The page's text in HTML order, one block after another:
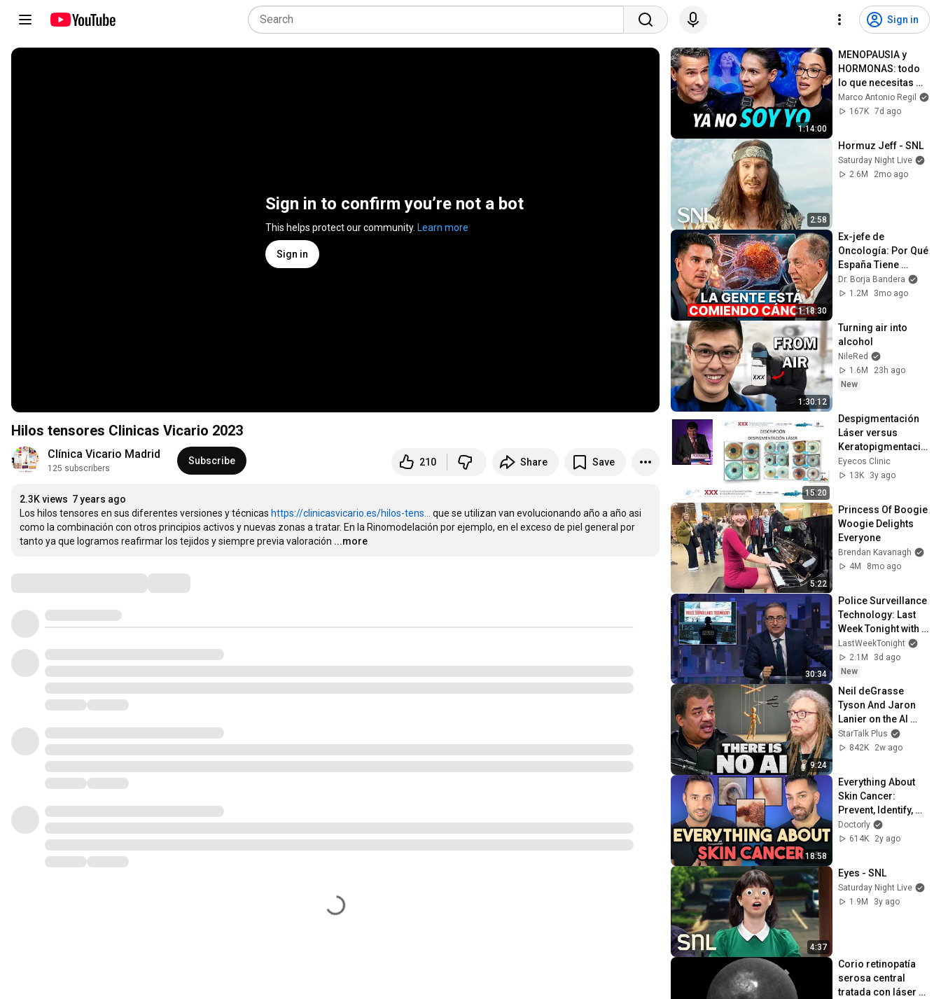
Sign in
Sign in to confirm you’re not a bot
This helps protect our community. Learn more
Sign in
Hilos tensores Clinicas Vicario 2023
Clínica Vicario Madrid
125 subscribers
Subscribe 210 Share Save
2.3K views 7 years ago
Los hilos tensores en sus diferentes versiones y técnicas https://clinicasvicario.es/hilos-tens...
que se utilizan van evolucionando año a año asi
como la combinación con otros principios activos y nuevas zonas a tratar. En la Rinomodelación por ejemplo, en el exceso de piel general por
tanto ya que logramos reafirmar los tejidos y siempre previa valoración ...more
1:14:00
MENOPAUSIA y
HORMONAS: todo
lo que necesitas
saber - Dra. Gladys,
Dra Perla y Marco
Marco Antonio Regil
167K 7d ago
2:58
Hormuz Jeff - SNL
Saturday Night Live
2.6M
2mo ago
1:18:30
Ex-jefe de
Oncología: Por Qué
España Tiene
Tantos Casos de
Cáncer (la
Dr. Borja Bandera
1.2M
3mo ago
1:30:12
Turning air into
alcohol
NileRed
1.6M
23h ago
New
15:20
Despigmentación
Láser versus
Keratopigmentació
n - Dr Grimaldos
2023 - Eyecos
Eyecos Clinic
13K
3y ago
5:22
Princess Of Boogie
Woogie Delights
Everyone
Brendan Kavanagh
4M
8mo ago
30:34
Police Surveillance
Technology: Last
Week Tonight with
John Oliver (HBO)
LastWeekTonight
2.1M
3d ago
New
9:24
Neil deGrasse
Tyson And Jaron
Lanier on the AI
Illusion
StarTalk Plus
842K
2w ago
18:58
Everything About
Skin Cancer:
Prevent, Identify,
Biopsy, and
Treatment |
Explains
Doctorly
614K
2y ago
4:37
Eyes - SNL
Saturday Night Live
1.9M
3y ago
Corio retinopatía
serosa central
tratada con láser